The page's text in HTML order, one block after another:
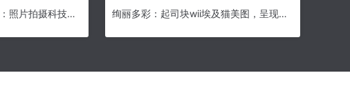
一起探究起司块wii图集：照片拍摄科技全解析 绚丽多彩：起司块wii埃及猫美图，呈现美丽绚烂的千年文化。